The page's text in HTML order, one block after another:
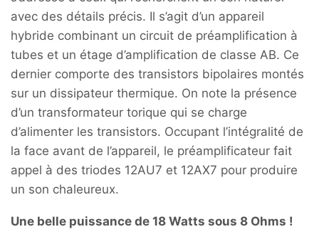
avec des détails précis. Il s’agit d’un appareil
hybride combinant un circuit de préamplification à
tubes et un étage d’amplification de classe AB. Ce
dernier comporte des transistors bipolaires montés
sur un dissipateur thermique. On note la présence
d’un transformateur torique qui se charge
d’alimenter les transistors. Occupant l’intégralité de
la face avant de l’appareil, le préamplificateur fait
appel à des triodes 12AU7 et 12AX7 pour produire
un son chaleureux.
Une belle puissance de 18 Watts sous 8 Ohms !